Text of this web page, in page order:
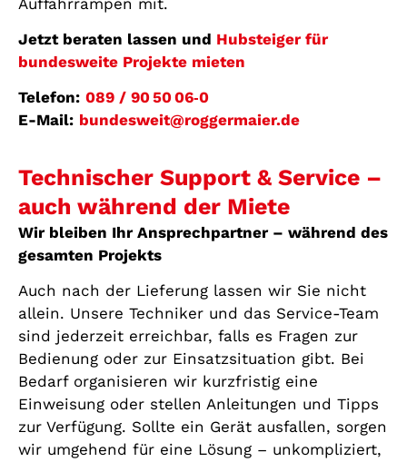
Jetzt beraten lassen und Hubsteiger für
bundesweite Projekte mieten
Telefon: 089 / 90 50 06‑0
E-Mail: bundesweit@roggermaier.de
Technischer Support & Service –
auch während der Miete
Wir bleiben Ihr Ansprechpartner – während des
gesamten Projekts
Auch nach der Lieferung lassen wir Sie nicht
allein. Unsere Techniker und das Service-Team
sind jederzeit erreichbar, falls es Fragen zur
Bedienung oder zur Einsatzsituation gibt. Bei
Bedarf organisieren wir kurzfristig eine
Einweisung oder stellen Anleitungen und Tipps
zur Verfügung. Sollte ein Gerät ausfallen, sorgen
wir umgehend für eine Lösung – unkompliziert,